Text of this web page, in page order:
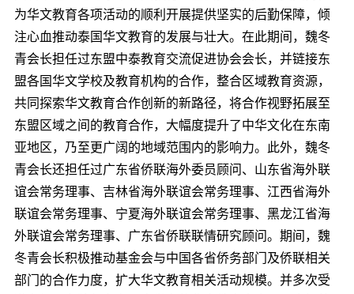
为华文教育各项活动的顺利开展提供坚实的后勤保障，倾
注心血推动泰国华文教育的发展与壮大。在此期间， 魏冬
青会长担任过东盟中泰教育交流促进协会会长，并链接东
盟各国华文学校及教育机构的合作，整合区域教育资源，
共同探索华文教育合作创新的新路径，将合作视野拓展至
东盟区域之间的教育合作，大幅度提升了中华文化在东南
亚地区，乃至更广阔的地域范围内的影响力。此外，魏冬
青会长还担任过广东省侨联海外委员顾问 、 山东省海外联
谊会常务理事、 吉林省海外联谊会常务理事、 江西省海外
联谊会常务理事、 宁夏海外联谊会常务理事、 黑龙江省海
外联谊会常务理事、 广东省侨联联情研究顾问。期间， 魏
冬青会长积极推动基金会与中国各省侨务部门及侨联相关
部门的合作力度，扩大华文教育相关活动规模。 并多次受